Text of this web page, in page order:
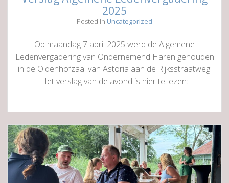
2025
Posted in Uncategorized
Op maandag 7 april 2025 werd de Algemene
Ledenvergadering van Ondernemend Haren gehouden
in de Oldenhofzaal van Astoria aan de Rijksstraatweg.
Het verslag van de avond is hier te lezen: